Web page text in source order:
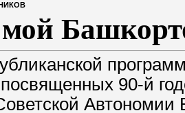
90-й